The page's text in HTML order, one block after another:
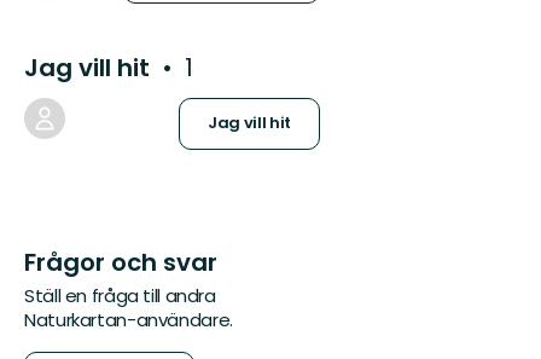
Jag vill hit 1
Jag vill hit
Frågor och svar
Ställ en fråga till andra
Naturkartan-användare.